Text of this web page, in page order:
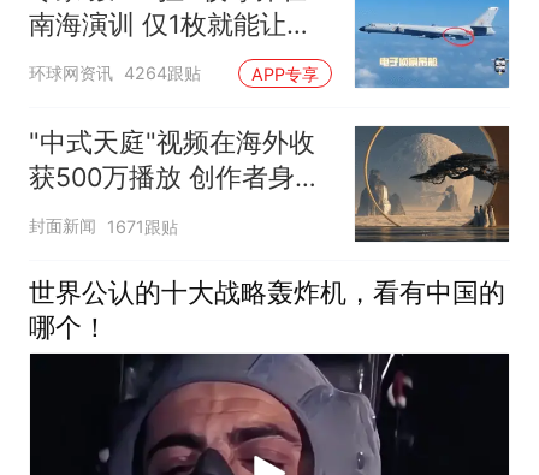
南海演训 仅1枚就能让航
母瘫痪
环球网资讯 4264跟贴 APP专享
"中式天庭"视频在海外收
获500万播放 创作者身份
披露
封面新闻 1671跟贴
世界公认的十大战略轰炸机，看有中国的
哪个！